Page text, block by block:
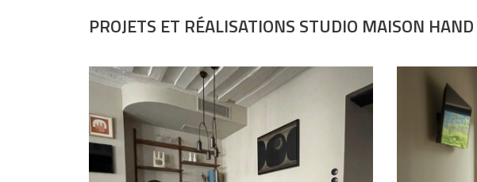
PROJETS ET RÉALISATIONS STUDIO MAISON HAND
APPARTEMENT PARIS SAINT
LOUIS
PARTICULIERS